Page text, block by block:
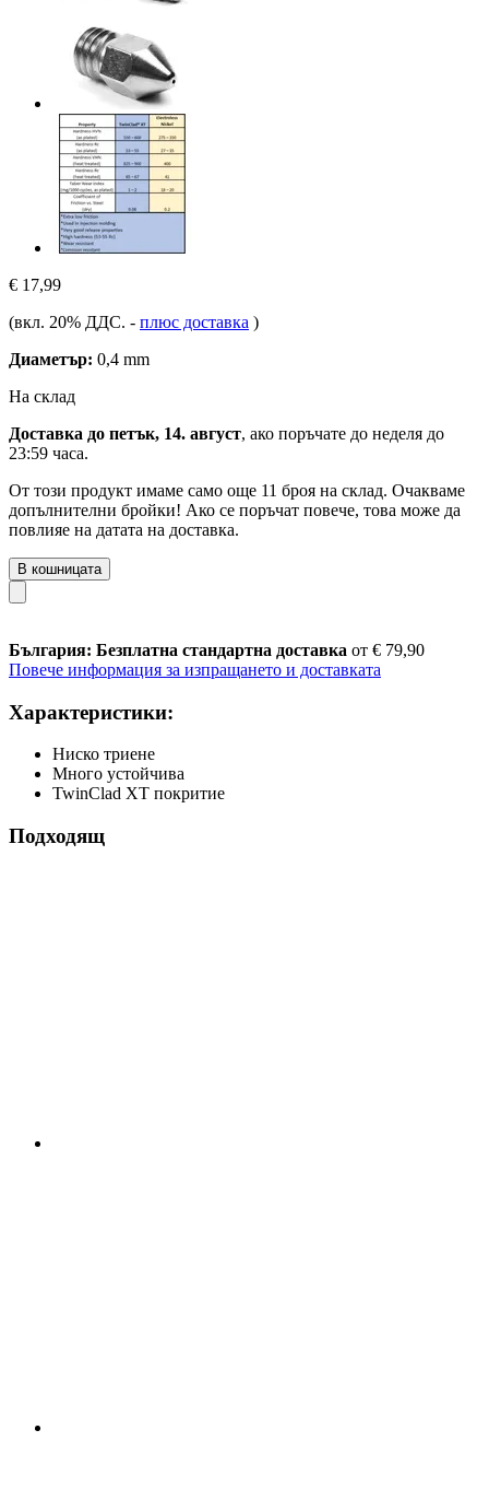
€ 17,99
(вкл. 20% ДДС. - плюс доставка )
Диаметър: 0,4 mm
На склад
Доставка до петък, 14. август, ако поръчате до неделя до
23:59 часа.
От този продукт имаме само още 11 броя на склад. Очакваме
допълнителни бройки! Ако се поръчат повече, това може да
повлияе на датата на доставка.
В кошницата
България: Безплатна стандартна доставка от € 79,90
Повече информация за изпращането и доставката
Характеристики:
Ниско триене
Много устойчива
TwinClad XT покритие
Подходящ